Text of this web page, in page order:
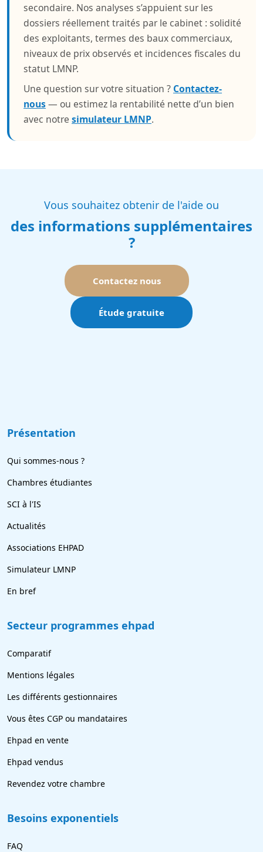
secondaire. Nos analyses s’appuient sur les
dossiers réellement traités par le cabinet : solidité
des exploitants, termes des baux commerciaux,
niveaux de prix observés et incidences fiscales du
statut LMNP.
Une question sur votre situation ? Contactez-
nous— ou estimez la rentabilité nette d’un bien
avec notre simulateur LMNP.
Vous souhaitez obtenir de l'aide ou
des informations supplémentaires
?
Contactez nous
Étude gratuite
Présentation
Qui sommes-nous ?
Chambres étudiantes
SCI à l'IS
Actualités
Associations EHPAD
Simulateur LMNP
En bref
Secteur programmes ehpad
Comparatif
Mentions légales
Les différents gestionnaires
Vous êtes CGP ou mandataires
Ehpad en vente
Ehpad vendus
Revendez votre chambre
Besoins exponentiels
FAQ